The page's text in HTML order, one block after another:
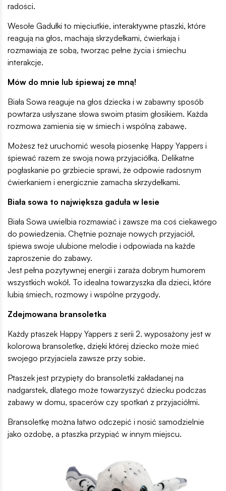
radości.
Wesołe Gadułki to mięciutkie, interaktywne ptaszki, które
reagują na głos, machają skrzydełkami, ćwierkają i
rozmawiają ze sobą, tworząc pełne życia i śmiechu
interakcje.
Mów do mnie lub śpiewaj ze mną!
Biała Sowa reaguje na głos dziecka i w zabawny sposób
powtarza usłyszane słowa swoim ptasim głosikiem. Każda
rozmowa zamienia się w śmiech i wspólną zabawę.
Możesz też uruchomić wesołą piosenkę Happy Yappers i
śpiewać razem ze swoją nową przyjaciółką. Delikatne
pogłaskanie po grzbiecie sprawi, że odpowie radosnym
ćwierkaniem i energicznie zamacha skrzydełkami.
Biała sowa to największa gaduła w lesie
Biała Sowa uwielbia rozmawiać i zawsze ma coś ciekawego
do powiedzenia. Chętnie poznaje nowych przyjaciół,
śpiewa swoje ulubione melodie i odpowiada na każde
zaproszenie do zabawy.
Jest pełna pozytywnej energii i zaraża dobrym humorem
wszystkich wokół. To idealna towarzyszka dla dzieci, które
lubią śmiech, rozmowy i wspólne przygody.
Zdejmowana bransoletka
Każdy ptaszek Happy Yappers z serii 2. wyposażony jest w
kolorową bransoletkę, dzięki której dziecko może mieć
swojego przyjaciela zawsze przy sobie.
Ptaszek jest przypięty do bransoletki zakładanej na
nadgarstek, dlatego może towarzyszyć dziecku podczas
zabawy w domu, spacerów czy spotkań z przyjaciółmi.
Bransoletkę można łatwo odczepić i nosić samodzielnie
jako ozdobę, a ptaszka przypiąć w innym miejscu.